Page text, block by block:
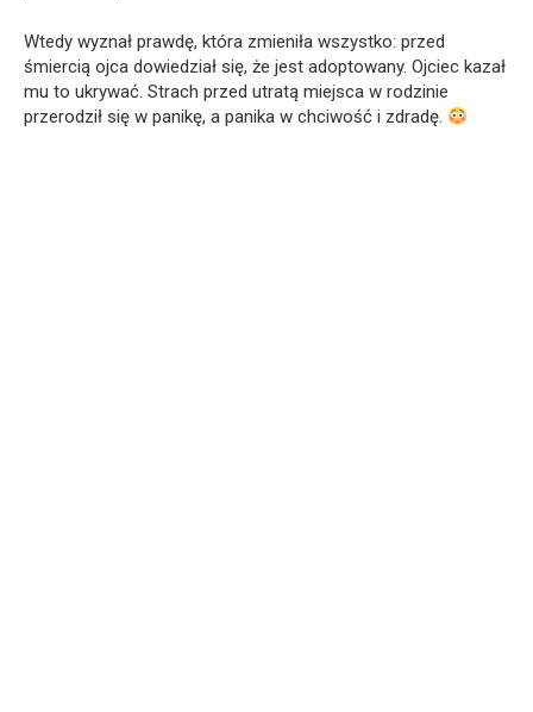
Wtedy wyznał prawdę, która zmieniła wszystko: przed
śmiercią ojca dowiedział się, że jest adoptowany. Ojciec kazał
mu to ukrywać. Strach przed utratą miejsca w rodzinie
przerodził się w panikę, a panika w chciwość i zdradę.